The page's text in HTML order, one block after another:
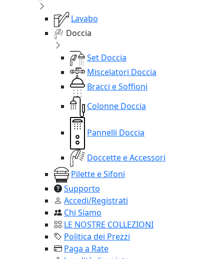
Lavabo
Doccia
Set Doccia
Miscelatori Doccia
Bracci e Soffioni
Colonne Doccia
Pannelli Doccia
Doccette e Accessori
Pilette e Sifoni
Supporto
Accedi/Registrati
Chi Siamo
LE NOSTRE COLLEZIONI
Politica dei Prezzi
Paga a Rate